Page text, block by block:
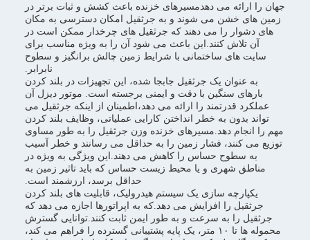
جهان را ارائه می دهدمسیرهای خزنده باعث کشش و ثبات برتر در
زمین های خشن می شوند و به جرثقیل امکان دسترسی به مکان
های دشوار را می دهند که جرثقیل های چرخدار ممکن است در
آن تلاش کنند.این باعث می شود آن را به ویژه مناسب برای
سایت های ساختمانی با شرایط زمین چالش برانگیز و سطوح
نابرابر.
به عنوان یک جرثقیل جابجا شده، این تجهیزات در بلند کردن
بارهای سنگین با دقت و ایمنی برجسته است. موتور دیزل آن
عملکرد قدرتمند را ارائه می دهد،اطمینان از اینکه جرثقیل می
تواند بدون به خطر انداختن کارایی عملیاتی، وظایف بلند کردن
مهم را انجام دهد.مسیرهای خزنده وزن جرثقیل را به طور مساوی
توزیع می کنند، فشار زمین را به حداقل می رسانند و خطر آسیب
به سطوح حساس را کاهش می دهند.این ویژگی به ویژه در
مناطق شهری و یا محیط زیست حساس که باید تاثیر زمین به
حداقل برسد، ارزشمند است.
یکپارچه سازی یک سیستم هیدرولیک، قابلیت های بلند کردن
جرثقیل را افزایش می دهد.که به اپراتورها اجازه می دهد که
جرثقیل را به سرعت و به طور ایمن ثابت کنند.توانایی گسترش
محموله ها تا ۱۰ متر، یک پایه پشتیبانی گسترده را فراهم می کند،